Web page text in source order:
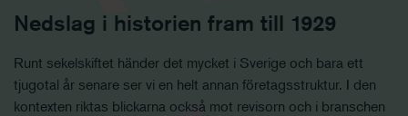
Nedslag i historien fram till 1929
Runt sekelskiftet händer det mycket i Sverige och bara ett
tjugotal år senare ser vi en helt annan företagsstruktur. I den
kontexten riktas blickarna också mot revisorn och i branschen